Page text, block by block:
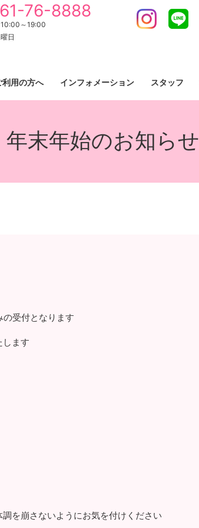
76-8888
10:00～19:00
日
Instagram
利用の方へ インフォメーション スタッフ
年末年始のお知らせ
受付となります
します
を崩さないようにお気を付けください